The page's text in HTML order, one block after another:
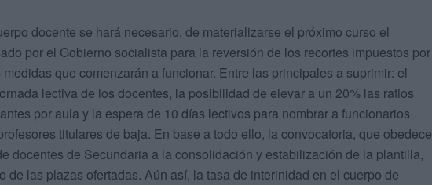
docente se hará necesario, de materializarse el próximo curso el
por el Gobierno socialista para la reversión de los recortes impuestos por
que comenzarán a funcionar. Entre las principales a suprimir: el
lectiva de los docentes, la posibilidad de elevar a un 20% las ratios
por aula y la espera de 10 días lectivos para nombrar a funcionarios
titulares de baja. En base a todo ello, la convocatoria, que obedece
docentes de Secundaria a la consolidación y estabilización de la plantilla,
de las plazas ofertadas. Aún así, la tasa de interinidad en el cuerpo de